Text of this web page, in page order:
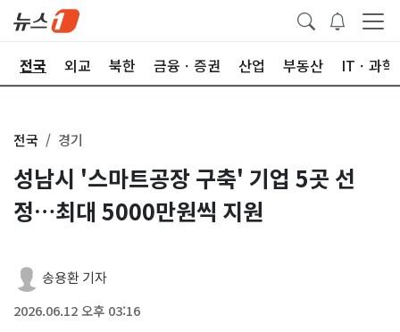
전국 외교 북한 금융ㆍ증권 산업 부동산 ITㆍ과학
전국 경기
성남시 '스마트공장 구축' 기업 5곳 선
정…최대 5000만원씩 지원
송용환 기자
2026.06.12 오후 03:16